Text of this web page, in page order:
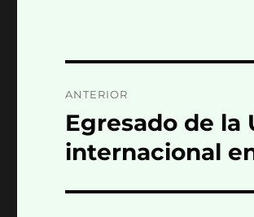
de
entradas
ANTERIOR
Entrada
anterior:
Egresado de
internacional